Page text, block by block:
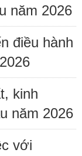
năm 2026
điều hành
kinh
năm 2026
với